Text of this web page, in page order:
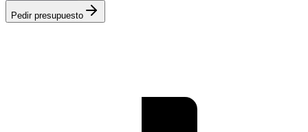
Pedir presupuesto